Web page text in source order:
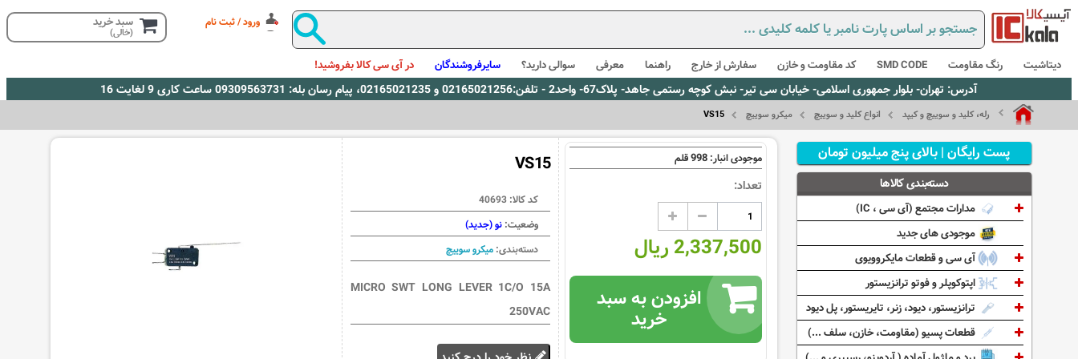
ورود / ثبت نام سبد خرید
(خالی)
دیتاشیت رنگ مقاومت SMD CODE کد مقاومت و خازن سفارش از خارج راهنما معرفی سوالی دارید؟ سایرفروشندگان در آی سی کالا بفروشید!
آدرس: تهران- بلوار جمهوری اسلامی- خیابان سی تیر- نبش کوچه رستمی جاهد- پلاک67- واحد2 - تلفن:02165021256 و 02165021235، پیام رسان بله: 09309563731 ساعت کاری 9 لغایت 16
رله، کلید و سوییچ و کیپد انواع کلید و سوییچ میکرو سوییچ VS15
VS15
کد کالا: 40693
وضعیت: نو (جدید)
دسته‌بندی: میکرو سوییچ
MICRO SWT LONG LEVER 1C/O 15A
250VAC
موجودی انبار:998قلم
تعداد:
2,337,500 ریال
افزودن به سبد
خرید
پست رایگان | بالای پنج میلیون تومان
دسته‌بندی کالاها
مدارات مجتمع (آی سی ، IC)
موجودی های جدید
آی سی و قطعات مایکروویوی
اپتوکوپلر و فوتو ترانزیستور
ترانزیستور، دیود، زنر، تایریستور، پل دیود
قطعات پسیو (مقاومت، خازن، سلف ...)